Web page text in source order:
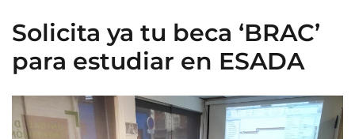
Solicita ya tu beca ‘BRAC’
para estudiar en ESADA